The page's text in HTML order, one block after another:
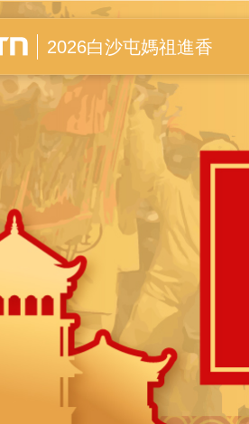
全紀錄
2026白沙屯媽祖進香